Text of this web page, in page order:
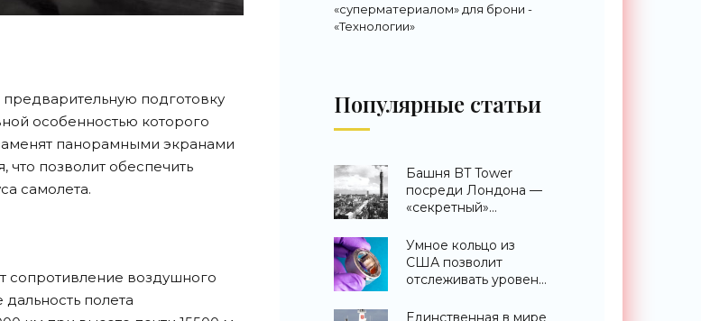
подготовку
особенностью которого
панорамными экранами
позволит обеспечить
самолета.
сопротивление воздушного
полета
«суперматериалом» для брони -
«Технологии»
Популярные статьи
Башня BT Tower
посреди Лондона —
«секретный»
никогда не
существовало -
«Технологии»
Умное кольцо из
США позволит
отслеживать уровень
других веществ в
Единственная в мире